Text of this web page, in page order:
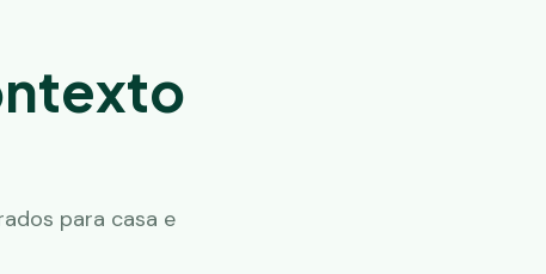
para casa e